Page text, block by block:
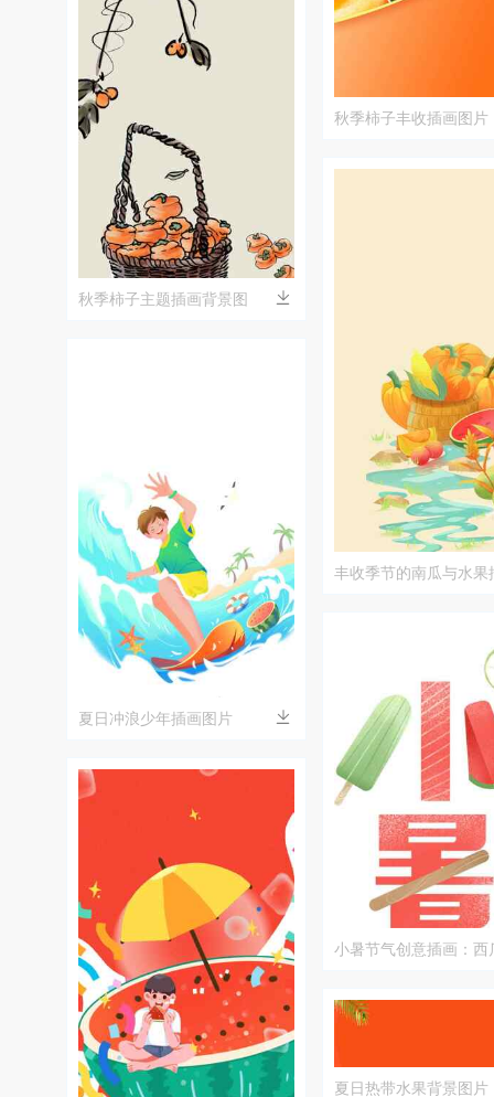
秋季柿子主题插画背景图
夏日冲浪少年插画图片
秋季柿子丰收插画图片
丰收季节的南瓜与水果
小暑节气创意插画：西
夏日热带水果背景图片